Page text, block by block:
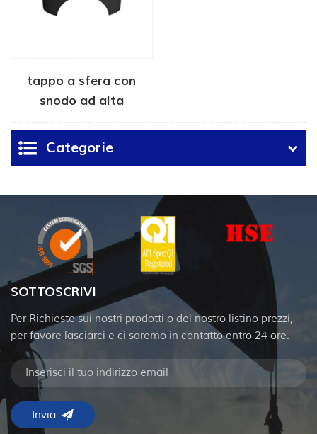
tappo a sfera con
snodo ad alta
pressione
Categorie
SOTTOSCRIVI
Per Richieste sui nostri prodotti o del nostro listino prezzi,
per favore lasciarci e ci saremo in contatto entro 24 ore.